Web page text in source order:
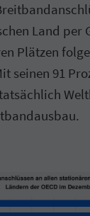
Land per
Plätzen
seinen 91